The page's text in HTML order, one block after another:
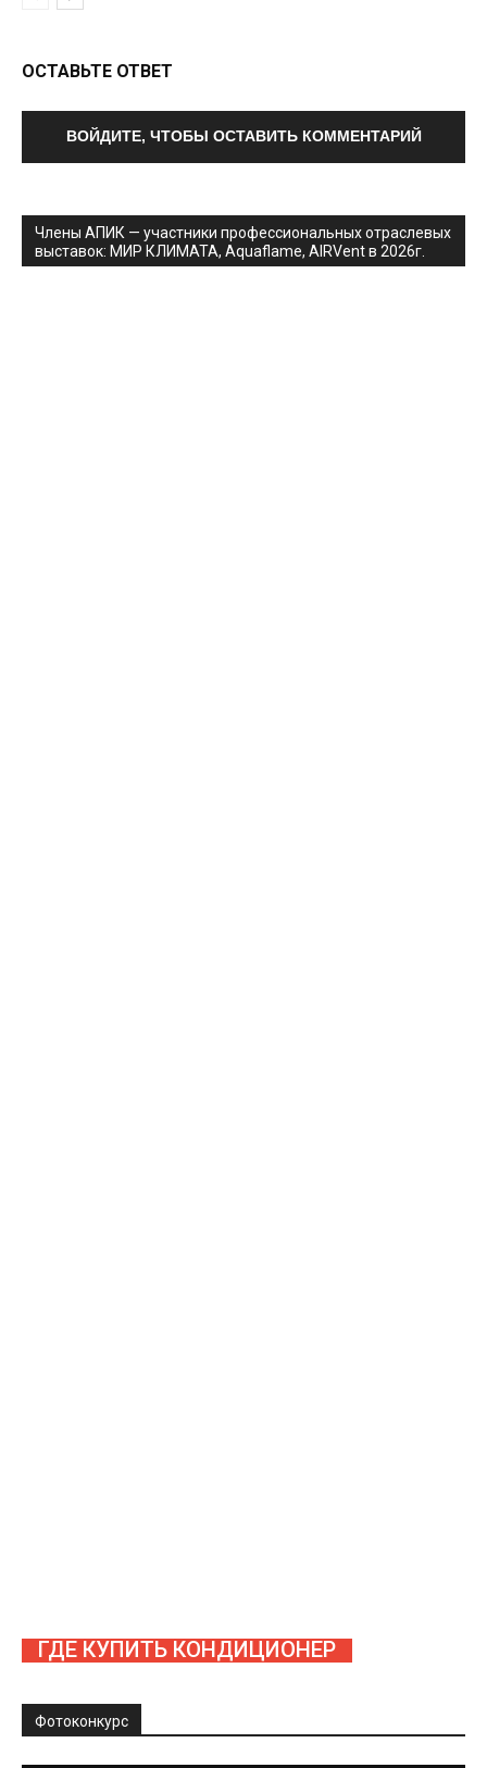
ОСТАВЬТЕ ОТВЕТ
ВОЙДИТЕ, ЧТОБЫ ОСТАВИТЬ КОММЕНТАРИЙ
Члены АПИК — участники профессиональных отраслевых
выставок: МИР КЛИМАТА, Aquaflame, AIRVent в 2026г.
ГДЕ КУПИТЬ КОНДИЦИОНЕР
Фотоконкурс